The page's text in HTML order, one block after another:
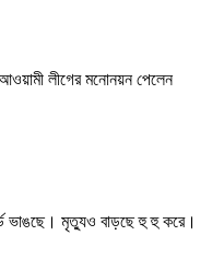
লীগের মনোনয়ন পেলেন
ভাঙছে। মৃত্যুও বাড়ছে হু হু করে।